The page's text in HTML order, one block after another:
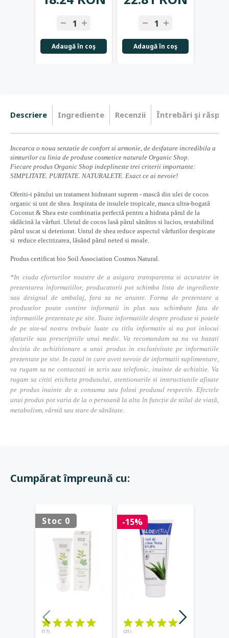
Adaugă în coş Adaugă în coş
Descriere Ingrediente Recenzii Întrebări şi
Incearca o noua senzatie de confort si armonie, de desfatare incredibila a
simturilor cu linia de produse cosmetice naturale Organic Shop.
Fiecare produs Organic Shop indeplineste trei criterii importante:
SIMPLITATE. PURITATE. NATURALETE. Exact ce ai nevoie!
Oferiti-i părului un tratament hidratant suprem - mască din ulei de cocos
organic si unt de shea. Inspirata de insulele tropicale, masca ultra-bogată
Coconut & Shea este combinatia perfectă pentru a hidrata părul de la
rădăcină la vârfuri. Uleiul de cocos lasă părul sănătos si lucios, restabilind
părul uscat si deteriorat. Untul de shea reduce aspectul vârfurilor despicate
si reduce electrizarea, lăsând părul neted si moale.
Produs certificat bio Soil Association Cosmos Natural.
*In ciuda eforturilor noastre de a asigura transparenta si acuratete in
prezentarea informatiilor, producatorii pot schimba lista de ingrediente
sau designul de ambalaj, fara sa ne anunte. Forma de prezentare a
produselor poate contine informatii in plus sau schimbate fata de
informatiile prezentate pe site. Toate informatiile despre produse si pozele
de pe site-ul nostru trebuie luate cu titlu informativ si nu pot inlocui
sfaturile sau prescriptiile unui medic. Va recomandam sa nu va bazati
decizia de achizitionare a unui produs in exclusivitate pe informatiile
prezentate pe site. In cazul in care aveti nevoie de informatii suplimentare,
va rugam sa ne contactati in scris sau telefonic, inainte de achizitie. Va
rugam sa cititi eticheta produsului, atentionarile si instructiunile afisate
pe produs inainte de a consuma sau folosi produsul respectiv. Efectele
unui produs pot varia de la o persoană la alta în funcție de stilul de viață,
metabolism, vârstă sau stare de sănătate.
Cumpărat împreună cu:
Stoc 0
(17)
-15%
(21)